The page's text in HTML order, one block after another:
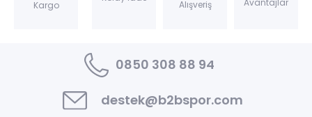
Kargo
Alışveriş
0850 308 88 94
destek@b2bspor.com